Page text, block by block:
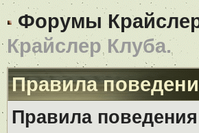
Форумы
Крайслер Клуба.
Правила
Правила